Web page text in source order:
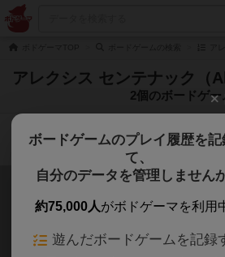
アレクシス センテナック（
2個のボードゲー
検索メニュー
タイムストーリーズ：海の
ボードゲームのプレイ履歴を記
て、
自分のデータを管理しません
約75,000人がボドゲーマを利用
遊んだボードゲームを記録